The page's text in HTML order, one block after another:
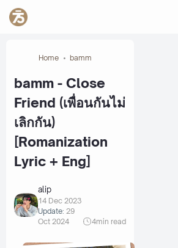
Home bamm
bamm - Close
Friend (เพื่อนกันไม่
เลิกกัน)
[Romanization
Lyric + Eng]
alip
14 Dec 2023
Update: 29
Oct 2024
4min read